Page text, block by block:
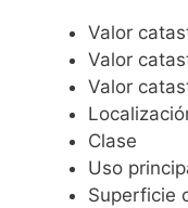
Valor
Valor
Valor
Clase
Uso
Superficie